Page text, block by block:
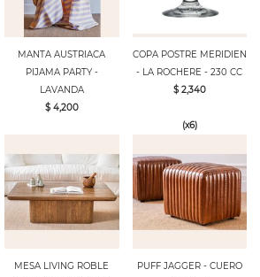
MANTA AUSTRIACA
PIJAMA PARTY -
LAVANDA
$ 4,200
COPA POSTRE MERIDIEN
- LA ROCHERE - 230 CC
$ 2,340
(x6)
MESA LIVING ROBLE
PUFF JAGGER - CUERO